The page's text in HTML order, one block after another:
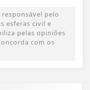
pelo
esferas civil e
pelas opiniões
com os